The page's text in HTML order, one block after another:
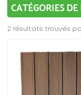
CATÉGORIES
2 résultats trouvés